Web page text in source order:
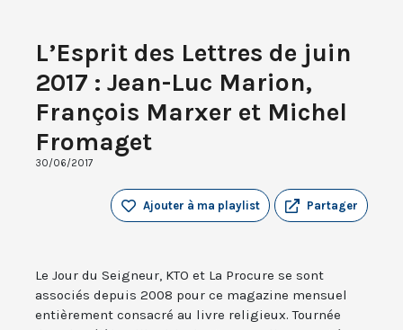
L’Esprit des Lettres de juin
2017 : Jean-Luc Marion,
François Marxer et Michel
Fromaget
30/06/2017
Partager
Ajouter à ma playlist
Le Jour du Seigneur, KTO et La Procure se sont
associés depuis 2008 pour ce magazine mensuel
entièrement consacré au livre religieux. Tournée